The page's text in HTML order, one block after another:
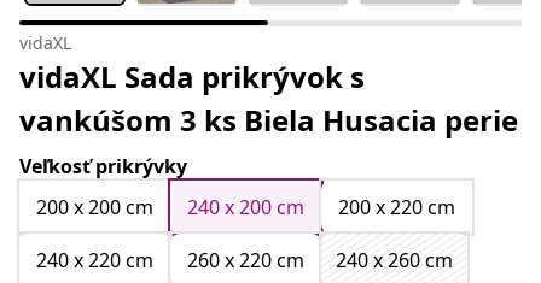
vidaXL
vidaXL Sada prikrývok s
vankúšom 3 ks Biela Husacia perie
Veľkosť prikrývky
200 x 200 cm
240 x 200 cm
200 x 220 cm
240 x 220 cm
260 x 220 cm
240 x 260 cm